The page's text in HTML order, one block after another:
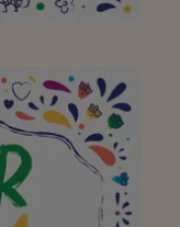
ik met
fiets